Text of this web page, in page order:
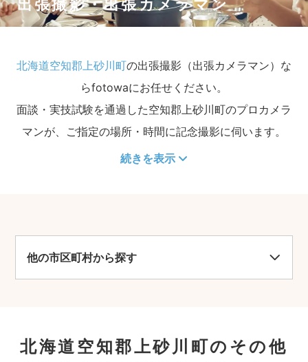
出張撮影・出張カメラマン
北海道空知郡上砂川町の出張撮影（出張カメラマン）な
らfotowaにお任せください。
面談・実技試験を通過した空知郡上砂川町のプロカメラ
マンが、ご指定の場所・時間に記念撮影に伺います。
続きを表示
他の市区町村から探す
北海道空知郡上砂川町のその他